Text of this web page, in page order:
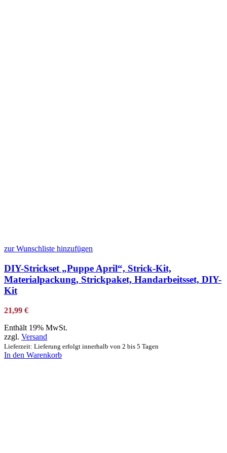
zur Wunschliste hinzufügen
DIY-Strickset „Puppe April“, Strick-Kit,
Materialpackung, Strickpaket, Handarbeitsset, DIY-
Kit
21,99 €
Enthält 19% MwSt.
zzgl. Versand
Lieferzeit: Lieferung erfolgt innerhalb von 2 bis 5 Tagen
In den Warenkorb